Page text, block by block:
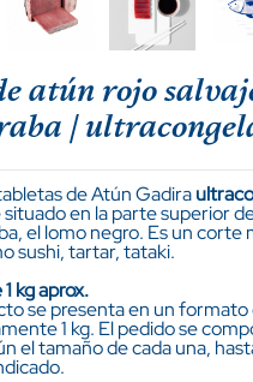
atún rojo
|
de Atún Gadira
en la parte superior
el lomo negro. Es un corte
sushi, tartar, tataki.
kg aprox.
se presenta en un formato
1 kg. El pedido se
el tamaño de cada una,